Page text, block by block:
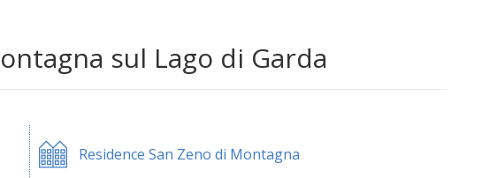
sul Lago di Garda
Residence San Zeno di Montagna